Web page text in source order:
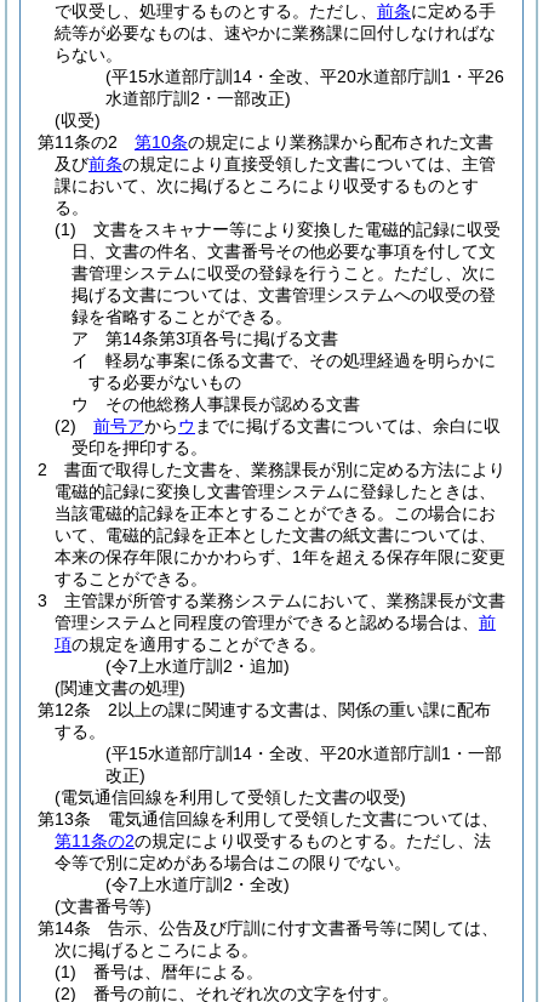
で収受し、処理するものとする。 ただし、 前条に定める手
続等が必要なものは、速やかに業務課に回付しなければな
らない。
(平15水道部庁訓14・全改、平20水道部庁訓1・平26
水道部庁訓2・一部改正)
(収受)
第11条の2
第10条の規定により業務課から配布された文書
及び前条の規定により直接受領した文書については、主管
課において、次に掲げるところにより収受するものとす
る。
(1)
文書をスキャナー等により変換した電磁的記録に収受
日、文書の件名、文書番号その他必要な事項を付して文
書管理システムに収受の登録を行うこと。 ただし、次に
掲げる文書については、文書管理システムへの収受の登
録を省略することができる。
ア
第14条第3項各号に掲げる文書
イ
軽易な事案に係る文書で、その処理経過を明らかに
する必要がないもの
ウ
その他総務人事課長が認める文書
(2)
前号アからウ までに掲げる文書については、余白に収
受印を押印する。
2
書面で取得した文書を、業務課長が別に定める方法により
電磁的記録に変換し文書管理システムに登録したときは、
当該電磁的記録を正本とすることができる。
この場合にお
いて、電磁的記録を正本とした文書の紙文書については、
本来の保存年限にかかわらず、1年を超える保存年限に変更
することができる。
3
主管課が所管する業務システムにおいて、業務課長が文書
管理システムと同程度の管理ができると認める場合は、 前
項の規定を適用することができる。
(令7上水道庁訓2・追加)
(関連文書の処理)
第12条
2以上の課に関連する文書は、関係の重い課に配布
する。
(平15水道部庁訓14・全改、平20水道部庁訓1・一部
改正)
(電気通信回線を利用して受領した文書の収受)
第13条
電気通信回線を利用して受領した文書については、
第11条の2の規定により収受するものとする。 ただし、法
令等で別に定めがある場合はこの限りでない。
(令7上水道庁訓2・全改)
(文書番号等)
第14条
告示、公告及び庁訓に付す文書番号等に関しては、
次に掲げるところによる。
(1)
番号は、暦年による。
(2)
番号の前に、それぞれ次の文字を付す。